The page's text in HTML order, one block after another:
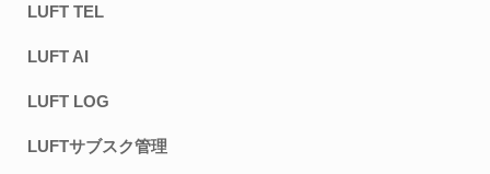
LUFT TEL
LUFT AI
LUFT LOG
LUFTサブスク管理